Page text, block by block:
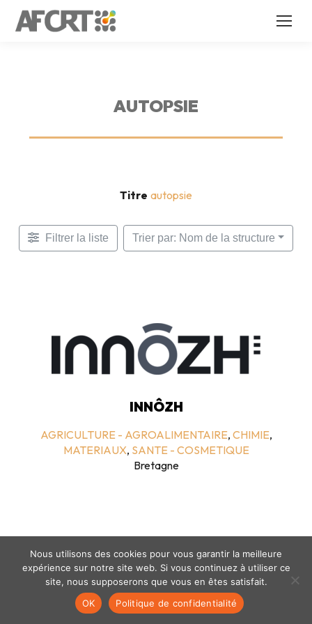
AUTOPSIE
Titre autopsie
Filtrer la liste Trier par: Nom de la structure
INNÔZH
AGRICULTURE - AGROALIMENTAIRE, CHIMIE,
MATERIAUX, SANTE - COSMETIQUE
Bretagne
Mentions légales - politique de confidentialité
Nous utilisons des cookies pour vous garantir la meilleure
expérience sur notre site web. Si vous continuez à utiliser ce
site, nous supposerons que vous en êtes satisfait.
OK
Politique de confidentialité